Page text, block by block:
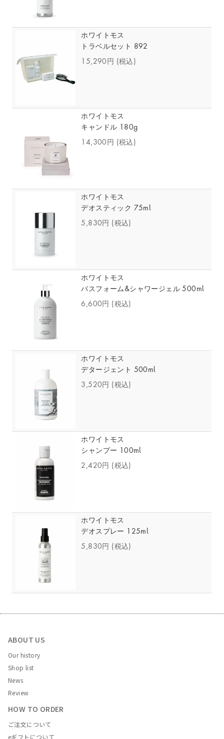
ホワイトモス
トラベルセット 892
15,290円 (税込)
ホワイトモス
キャンドル 180g
14,300円 (税込)
ホワイトモス
デオスティック 75ml
5,830円 (税込)
ホワイトモス
バスフォーム&シャワージェル 500ml
6,600円 (税込)
ホワイトモス
デタージェント 500ml
3,520円 (税込)
ホワイトモス
シャンプー 100ml
2,420円 (税込)
ホワイトモス
デオスプレー 125ml
5,830円 (税込)
ABOUT US
Our history
Shop list
News
Review
HOW TO ORDER
ご注文について
eギフトについて